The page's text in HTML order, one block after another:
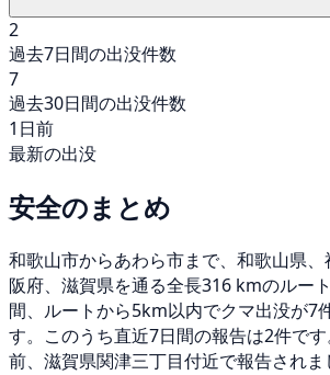
2
過去7日間の出没件数
7
過去30日間の出没件数
1日前
最新の出没
安全のまとめ
和歌山市からあわら市まで、和歌山県
阪府、滋賀県を通る全長316 kmのルー
間、ルートから5km以内でクマ出没が7
す。このうち直近7日間の報告は2件で
前、滋賀県関津三丁目付近で報告されま